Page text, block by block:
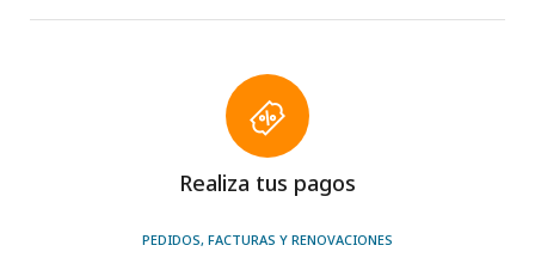
Realiza tus pagos
PEDIDOS, FACTURAS Y RENOVACIONES